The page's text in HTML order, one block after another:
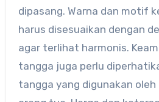
dipasang. Warna dan motif
harus disesuaikan dengan
agar terlihat harmonis.
tangga juga perlu
tangga yang digunakan